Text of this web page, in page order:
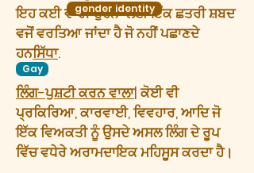
ਇਹ ਕਈ ਵਾਰੀ ਉਹਨਾਂ ਲਈ ਇੱਕ ਛਤਰੀ ਸ਼ਬਦ
ਵਜੋਂ ਵਰਤਿਆ ਜਾਂਦਾ ਹੈ ਜੋ ਨਹੀਂ ਪਛਾਣਦੇ
ਹਨਸਿੱਧਾ.
ਲਿੰਗ-ਪੁਸ਼ਟੀ ਕਰਨ ਵਾਲਾ| ਕੋਈ ਵੀ
ਪ੍ਰਕਿਰਿਆ, ਕਾਰਵਾਈ, ਵਿਵਹਾਰ, ਆਦਿ ਜੋ
ਇੱਕ ਵਿਅਕਤੀ ਨੂੰ ਉਸਦੇ ਅਸਲ ਲਿੰਗ ਦੇ ਰੂਪ
ਵਿੱਚ ਵਧੇਰੇ ਅਰਾਮਦਾਇਕ ਮਹਿਸੂਸ ਕਰਦਾ ਹੈ।
gender identity
Gay